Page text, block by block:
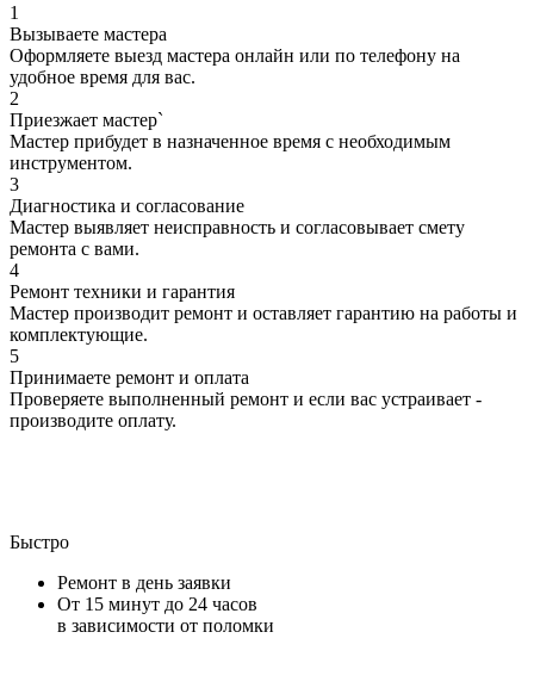
Вызываете мастера
Оформляете выезд мастера онлайн или по телефону на
удобное время для вас.
2
Приезжает мастер`
Мастер прибудет в назначенное время с необходимым
инструментом.
3
Диагностика и согласование
Мастер выявляет неисправность и согласовывает смету
ремонта с вами.
4
Ремонт техники и гарантия
Мастер производит ремонт и оставляет гарантию на работы и
комплектующие.
5
Принимаете ремонт и оплата
Проверяете выполненный ремонт и если вас устраивает -
производите оплату.
От 15 минут до 24 часов
в зависимости от поломки